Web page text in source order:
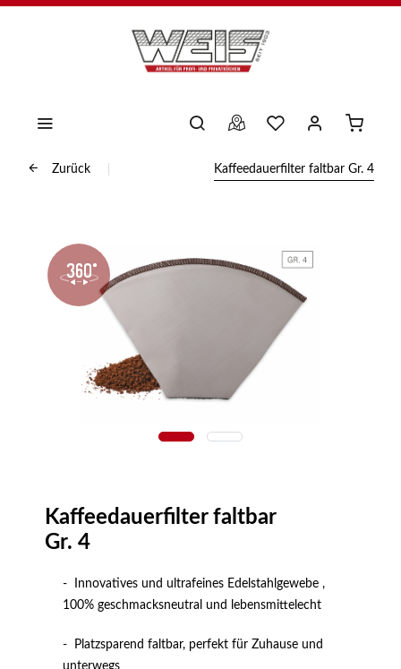
Zurück Kaffeedauerfilter faltbar Gr. 4
Kaffeedauerfilter faltbar
Gr. 4
- Innovatives und ultrafeines Edelstahlgewebe ,
100% geschmacksneutral und lebensmittelecht
- Platzsparend faltbar, perfekt für Zuhause und
unterwegs